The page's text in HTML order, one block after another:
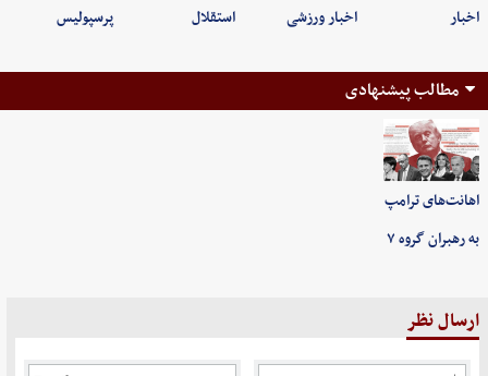
اخبار اخبار ورزشی استقلال پرسپولیس
مطالب پیشنهادی
اهانت‌های ترامپ
به رهبران گروه ۷
ارسال نظر